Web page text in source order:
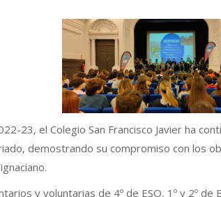
23, el Colegio San Francisco Javier ha
demostrando su compromiso con los
y voluntarias de 4º de ESO, 1º y 2º de